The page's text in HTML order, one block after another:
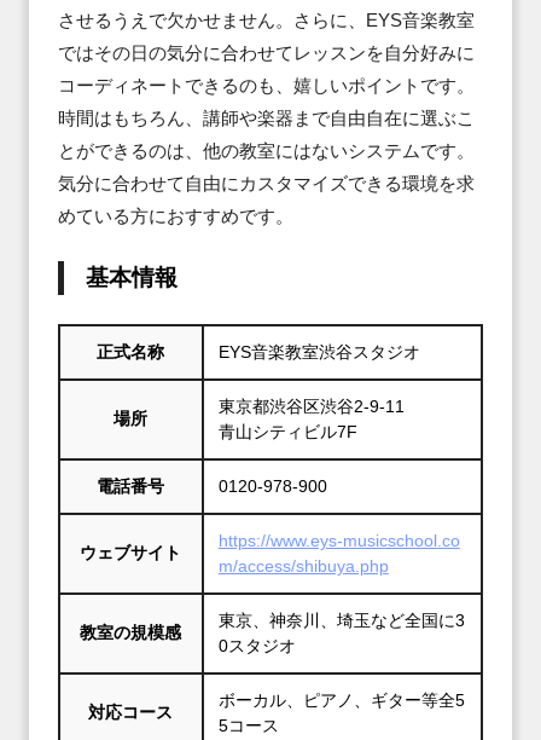
させるうえで欠かせません。さらに、EYS音楽教室
ではその日の気分に合わせてレッスンを自分好みに
コーディネートできるのも、嬉しいポイントです。
時間はもちろん、講師や楽器まで自由自在に選ぶこ
とができるのは、他の教室にはないシステムです。
気分に合わせて自由にカスタマイズできる環境を求
めている方におすすめです。
基本情報
正式名称 EYS音楽教室渋谷スタジオ
場所
東京都渋谷区渋谷2-9-11
青山シティビル7F
電話番号 0120-978-900
ウェブサイト
https://www.eys-musicschool.co
m/access/shibuya.php
教室の規模感
東京、神奈川、埼玉など全国に3
0スタジオ
対応コース
ボーカル、ピアノ、ギター等全5
5コース